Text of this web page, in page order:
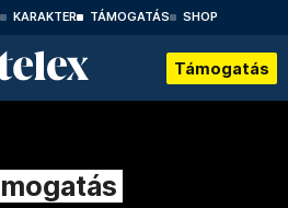
KARAKTER TÁMOGATÁS SHOP
Támogatás